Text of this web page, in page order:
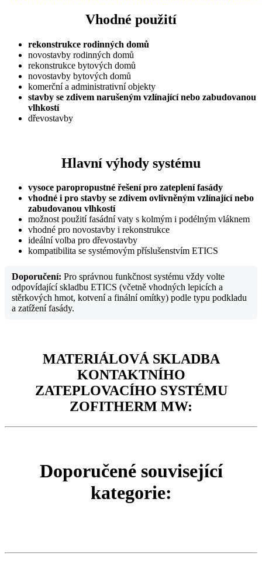
Vhodné použití
rekonstrukce rodinných domů
novostavby rodinných domů
rekonstrukce bytových domů
novostavby bytových domů
komerční a administrativní objekty
stavby se zdivem narušeným vzlínající nebo zabudovanou
vlhkostí
dřevostavby
Hlavní výhody systému
vysoce paropropustné řešení pro zateplení fasády
vhodné i pro stavby se zdivem ovlivněným vzlínající nebo
zabudovanou vlhkostí
možnost použití fasádní vaty s kolmým i podélným vláknem
vhodné pro novostavby i rekonstrukce
ideální volba pro dřevostavby
kompatibilita se systémovým příslušenstvím ETICS
Doporučení: Pro správnou funkčnost systému vždy volte
odpovídající skladbu ETICS (včetně vhodných lepicích a
stěrkových hmot, kotvení a finální omítky) podle typu podkladu
a zatížení fasády.
MATERIÁLOVÁ SKLADBA
KONTAKTNÍHO
ZATEPLOVACÍHO SYSTÉMU
ZOFITHERM MW:
Doporučené související
kategorie: